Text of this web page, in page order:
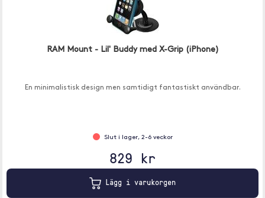
RAM Mount - Lil' Buddy med X-Grip (iPhone)
En minimalistisk design men samtidigt fantastiskt användbar.
Slut i lager, 2-6 veckor
829 kr
Lägg i varukorgen